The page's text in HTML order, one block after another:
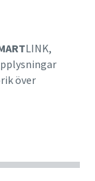
LINK,
över